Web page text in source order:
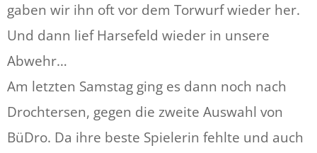
gaben wir ihn oft vor dem Torwurf wieder her.
Und dann lief Harsefeld wieder in unsere
Abwehr…
Am letzten Samstag ging es dann noch nach
Drochtersen, gegen die zweite Auswahl von
BüDro. Da ihre beste Spielerin fehlte und auch